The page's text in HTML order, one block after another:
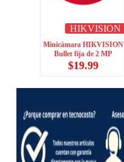
HIKVISION
Minicámara HIKVISION
Bullet fija de 2 MP
$19.99